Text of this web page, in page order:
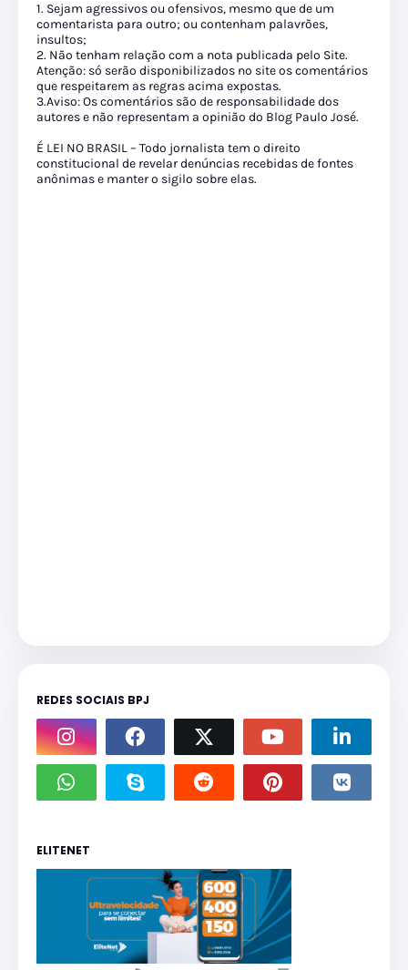
1. Sejam agressivos ou ofensivos, mesmo que de um
comentarista para outro; ou contenham palavrões,
insultos;
2. Não tenham relação com a nota publicada pelo Site.
Atenção: só serão disponibilizados no site os comentários
que respeitarem as regras acima expostas.
3.Aviso: Os comentários são de responsabilidade dos
autores e não representam a opinião do Blog Paulo José.
É LEI NO BRASIL – Todo jornalista tem o direito
constitucional de revelar denúncias recebidas de fontes
anônimas e manter o sigilo sobre elas.
REDES SOCIAIS BPJ
ELITENET